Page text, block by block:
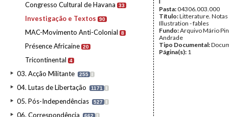
Congresso Cultural de Havana 33
Investigação e Textos 90
MAC-Movimento Anti-Colonial 8
Présence Africaine 20
Tricontinental 4
03. Acção Militante 255 I
04. Lutas de Libertação 1171 I
05. Pós-Independências 527 I
06. Correspondência 662 I
Pasta:04306.003.000
Título:Litterature. Notas
Illustration - fables
Fundo:Arquivo Mário
Andrade
Tipo Documental:
Página(s): 1